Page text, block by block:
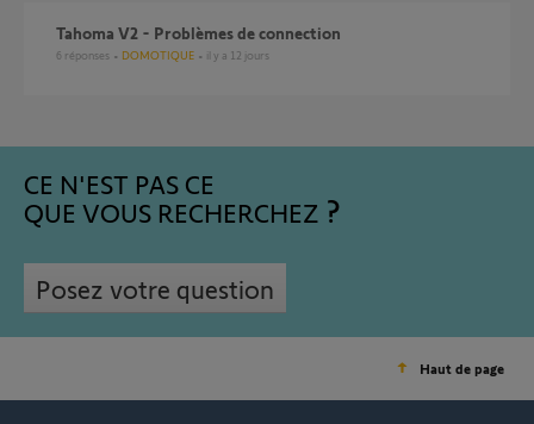
Tahoma V2 - Problèmes de connection
6 réponses DOMOTIQUE il y a 12 jours
CE N'EST PAS CE
QUE VOUS RECHERCHEZ
Posez votre question
Haut de page